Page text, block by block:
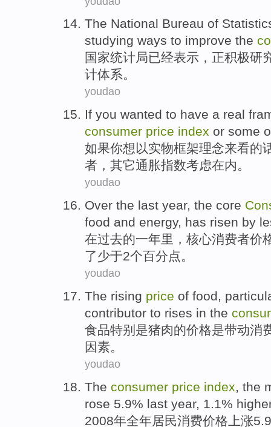
The National Bureau of
studying ways to improve the
国家统计局已经表示 ， 正积极研
计体系。
youdao
If you wanted to have a real
consumer price index or some
如果你想 以实物框架理念来看的
者 ， 其它通胀指数考虑在内。
youdao
Over the last year, the core
food and energy, has risen by
在过去的一年里 ， 核心消费者价
了少于2个百分点。
youdao
The rising price of food,
contributor to rises in the
食品特别是猪肉的价格是带动消
因素。
youdao
The consumer price index , the
rose 5.9% last year, 1.1%
2008年全年居民消费价格 上涨